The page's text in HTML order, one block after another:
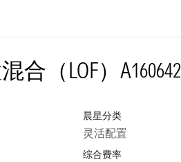
合（LOF）A160642
晨星分类
灵活配置
综合费率